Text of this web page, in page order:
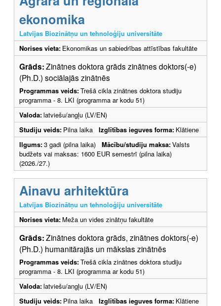
ekonomika
Latvijas Biozinātņu un tehnoloģiju universitāte
Norises vieta: Ekonomikas un sabiedrības attīstības fakultāte
Grāds:Zinātnes doktora grāds zinātnes doktors(-e)
(Ph.D.) sociālajās zinātnēs
Programmas veids:Trešā cikla zinātnes doktora studiju
programma - 8. LKI (programma ar kodu 51)
Valoda:latviešu/angļu (LV/EN)
Studiju veids: Pilna laika Izglītības ieguves forma: Klātiene
Ilgums:3 gadi (pilna laika) Mācību/studiju maksa:Valsts
budžets vai maksas: 1600 EUR semestrī (pilna laika)
(2026./27.)
Ainavu arhitektūra
Latvijas Biozinātņu un tehnoloģiju universitāte
Norises vieta: Meža un vides zinātņu fakultāte
Grāds:Zinātnes doktora grāds, zinātnes doktors(-e)
(Ph.D.) humanitārajās un mākslas zinātnēs
Programmas veids:Trešā cikla zinātnes doktora studiju
programma - 8. LKI (programma ar kodu 51)
Valoda:latviešu/angļu (LV/EN)
Studiju veids: Pilna laika Izglītības ieguves forma: Klātiene